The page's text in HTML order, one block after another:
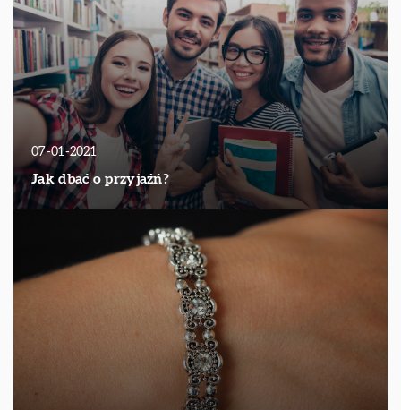
07-01-2021
Jak dbać o przyjaźń?